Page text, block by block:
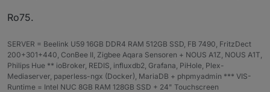
Ro75.
SERVER = Beelink U59 16GB DDR4 RAM 512GB SSD, FB 7490, FritzDect
200+301+440, ConBee II, Zigbee Aqara Sensoren + NOUS A1Z, NOUS A1T,
Philips Hue ** ioBroker, REDIS, influxdb2, Grafana, PiHole, Plex-
Mediaserver, paperless-ngx (Docker), MariaDB + phpmyadmin *** VIS-
Runtime = Intel NUC 8GB RAM 128GB SSD + 24" Touchscreen